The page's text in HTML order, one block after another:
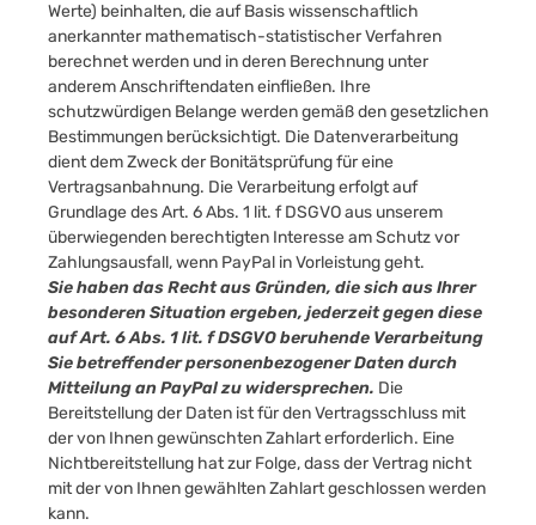
Werte) beinhalten, die auf Basis wissenschaftlich
anerkannter mathematisch-statistischer Verfahren
berechnet werden und in deren Berechnung unter
anderem Anschriftendaten einfließen. Ihre
schutzwürdigen Belange werden gemäß den gesetzlichen
Bestimmungen berücksichtigt. Die Datenverarbeitung
dient dem Zweck der Bonitätsprüfung für eine
Vertragsanbahnung. Die Verarbeitung erfolgt auf
Grundlage des Art. 6 Abs. 1 lit. f DSGVO aus unserem
überwiegenden berechtigten Interesse am Schutz vor
Zahlungsausfall, wenn PayPal in Vorleistung geht.
Sie haben das Recht aus Gründen, die sich aus Ihrer
besonderen Situation ergeben, jederzeit gegen diese
auf Art. 6 Abs. 1 lit. f DSGVO beruhende Verarbeitung
Sie betreffender personenbezogener Daten durch
Mitteilung an PayPal zu widersprechen. Die
Bereitstellung der Daten ist für den Vertragsschluss mit
der von Ihnen gewünschten Zahlart erforderlich. Eine
Nichtbereitstellung hat zur Folge, dass der Vertrag nicht
mit der von Ihnen gewählten Zahlart geschlossen werden
kann.